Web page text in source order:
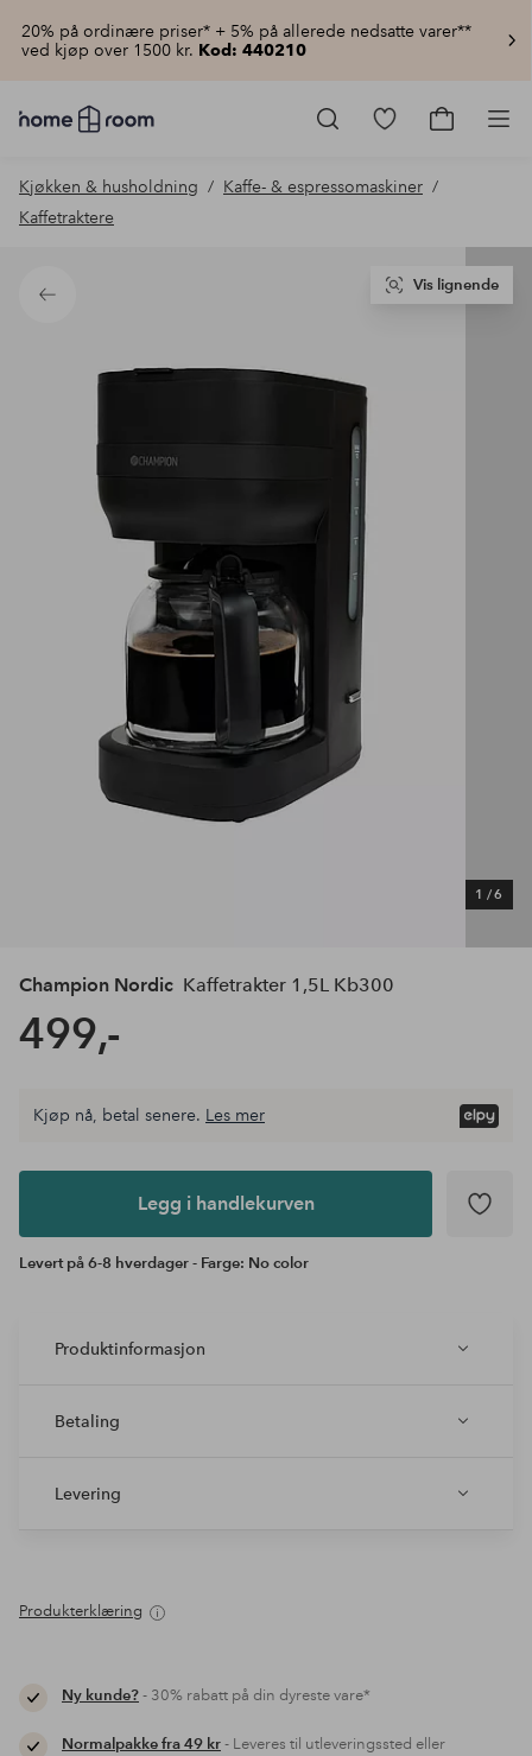
20% på ordinære priser* + 5% på allerede nedsatte varer**
ved kjøp over 1500 kr. Kod: 440210
Homeroom
–
hjemmet
til
Gå
produkter
Gå
Kjøkken & husholdning
Kaffe- & espressomaskiner
Kaffetraktere
Tilbake
1 /6
Vis lignende
Champion Nordic Kaffetrakter 1,5L Kb300
499,-
Legg i
Kjøp nå, betal senere. Les mer
Legg i handlekurven
Levert på 6-8 hverdager - Farge: No color
Produktinformasjon
Betaling
Levering
Produkterklæring
Ny kunde?- 30% rabatt på din dyreste vare*
Normalpakke fra 49 kr- Leveres til utleveringssted eller